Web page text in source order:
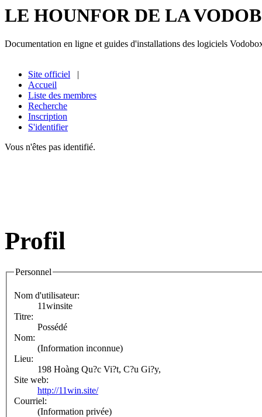
LE HOUNFOR DE LA
Documentation en ligne et guides d'installations des logiciels
Site officiel |
Accueil
Liste des membres
Recherche
Inscription
S'identifier
Vous n'êtes pas identifié.
Profil
Personnel
Nom d'utilisateur:
11winsite
Titre:
Possédé
Nom:
(Information inconnue)
Lieu:
198 Hoàng Qu?c Vi?t, C?u Gi?y,
Site web:
http://11win.site/
Courriel:
(Information privée)